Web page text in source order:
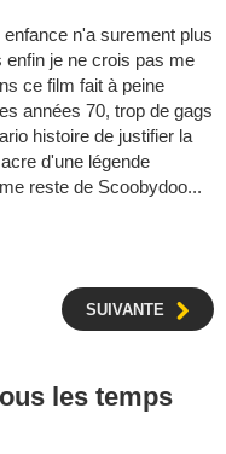
n'a surement plus
enfin je ne crois pas me
ce film fait à peine
années 70, trop de gags
histoire de justifier la
d'une légende
reste de Scoobydoo...
SUIVANTE
les temps